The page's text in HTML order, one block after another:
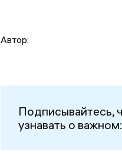
Автор:
Подписывайтесь,
узнавать о важном: